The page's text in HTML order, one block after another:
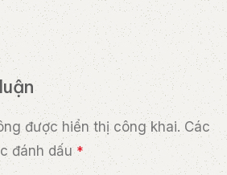
được hiển thị công khai. Các
đánh dấu*